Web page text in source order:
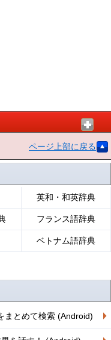
ページ上部に戻る
英和・和英辞典
フランス語辞典
ベトナム語辞典
まとめて検索 (Android)